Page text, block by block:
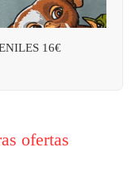
16€
ofertas